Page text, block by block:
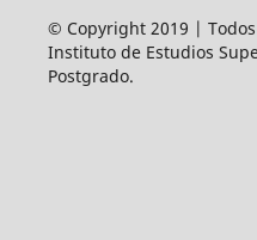
© Copyright 2019 |
Instituto de Estudios
Postgrado.